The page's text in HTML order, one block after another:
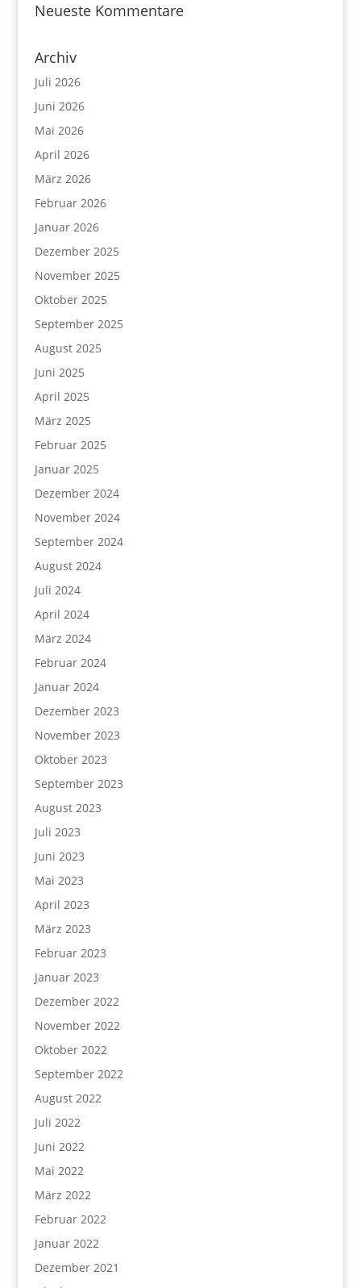
Neueste Kommentare
Archiv
Juli 2026
Juni 2026
Mai 2026
April 2026
März 2026
Februar 2026
Januar 2026
Dezember 2025
November 2025
Oktober 2025
September 2025
August 2025
Juni 2025
April 2025
März 2025
Februar 2025
Januar 2025
Dezember 2024
November 2024
September 2024
August 2024
Juli 2024
April 2024
März 2024
Februar 2024
Januar 2024
Dezember 2023
November 2023
Oktober 2023
September 2023
August 2023
Juli 2023
Juni 2023
Mai 2023
April 2023
März 2023
Februar 2023
Januar 2023
Dezember 2022
November 2022
Oktober 2022
September 2022
August 2022
Juli 2022
Juni 2022
Mai 2022
März 2022
Februar 2022
Januar 2022
Dezember 2021